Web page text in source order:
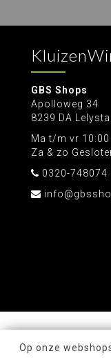
GBS Shops
Apolloweg 34
8239 DA
Ma t/m vr 10:00
Za & zo
0320-748074
Op onze